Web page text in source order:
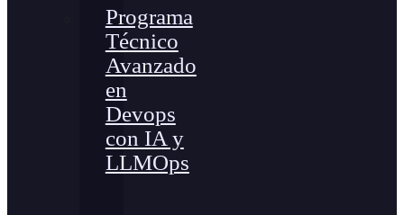
Programa
Técnico
Avanzado
en
Devops
con IA y
LLMOps